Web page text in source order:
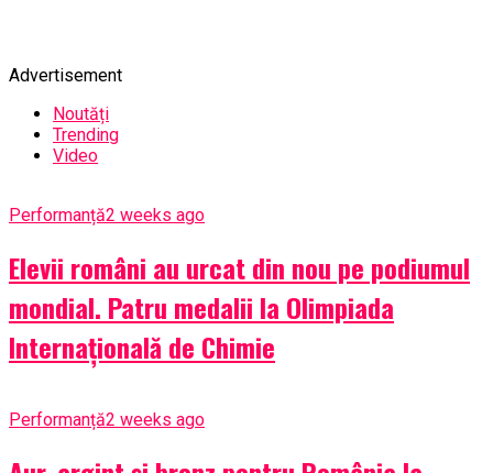
Advertisement
Noutăți
Trending
Video
Performanță2 weeks ago
Elevii români au urcat din nou pe podiumul
mondial. Patru medalii la Olimpiada
Internațională de Chimie
Performanță2 weeks ago